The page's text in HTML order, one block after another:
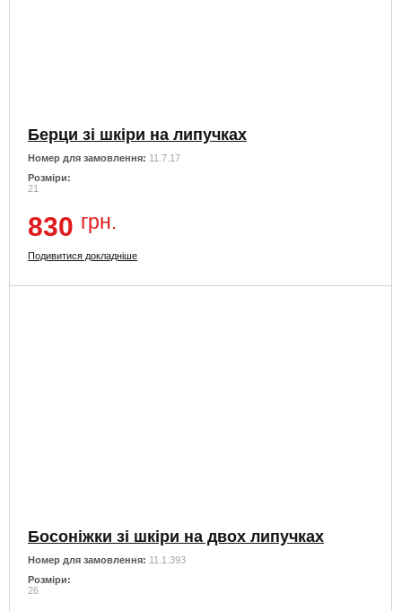
Берци зі шкіри на липучках
Номер для замовлення: 11.7.17
Розміри:
21
830 грн.
Подивитися докладніше
Босоніжки зі шкіри на двох липучках
Номер для замовлення: 11.1.393
Розміри:
26